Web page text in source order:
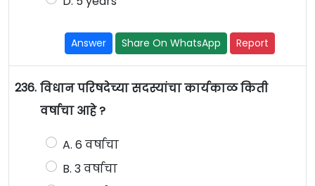
Answer Share On WhatsApp Report
236. विधान परिषदेच्या सदस्यांचा कार्यकाळ किती
वर्षाचा आहे ?
A. 6 वर्षाचा
B. 3 वर्षाचा